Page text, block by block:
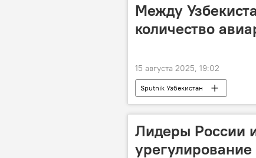
Между
количество
15 августа 2025, 19:02
Sputnik Узбекистан
Лидеры России
урегулирование